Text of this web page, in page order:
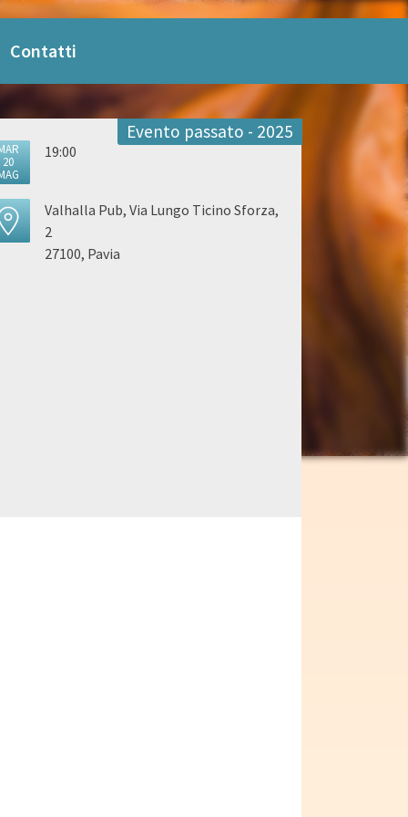
Contatti
Evento passato - 2025
20
19:00
Valhalla Pub, Via Lungo Ticino Sforza,
2
27100, Pavia